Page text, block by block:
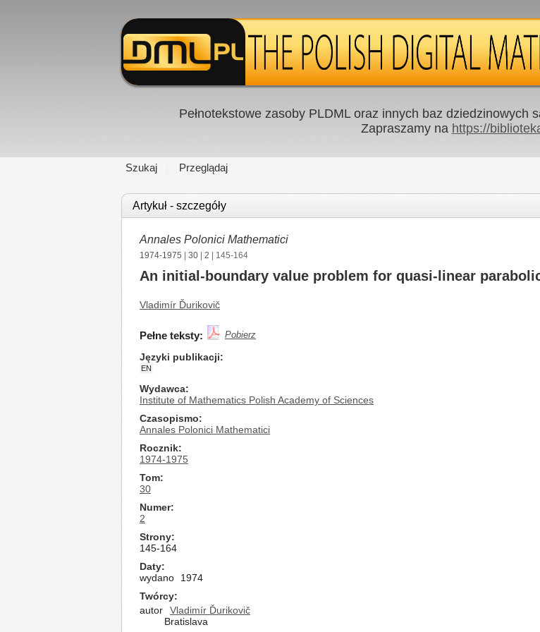
Pełnotekstowe zasoby PLDML oraz innych baz dziedzinowych
Zapraszamy na https://
Szukaj Przeglądaj
Artykuł - szczegóły
Annales Polonici Mathematici
1974-1975 30 2 | 145-164
An initial-boundary value problem for quasi-linear
Vladimír Ďurikovič
Pełne teksty: Pobierz
Języki publikacji
EN
Wydawca
Institute of Mathematics Polish Academy of Sciences
Czasopismo
Annales Polonici Mathematici
Rocznik
1974-1975
Tom
30
Numer
2
Strony
145-164
Daty
wydano
1974
Twórcy
autor
Vladimír Ďurikovič
Bratislava